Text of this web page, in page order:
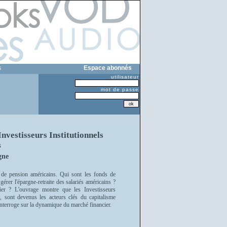
Espace abonnés
utilisateur
mot de passe
Institutionnels
pension américains. Qui sont les fonds de
l'épargne-retraite des salariés américains ?
? L'ouvrage montre que les Investisseurs
sont devenus les acteurs clés du capitalisme
sur la dynamique du marché financier.